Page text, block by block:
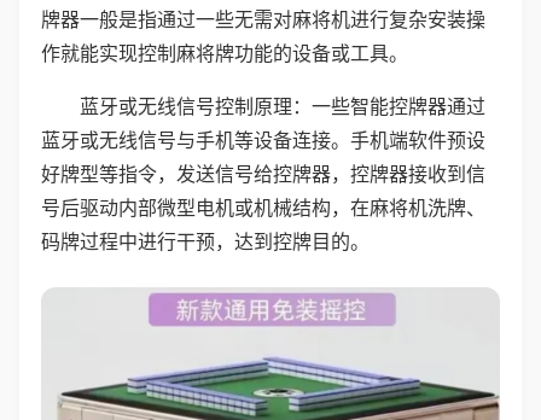
牌器一般是指通过一些无需对麻将机进行复杂安装操
作就能实现控制麻将牌功能的设备或工具。
蓝牙或无线信号控制原理：一些智能控牌器通过
蓝牙或无线信号与手机等设备连接。手机端软件预设
好牌型等指令，发送信号给控牌器，控牌器接收到信
号后驱动内部微型电机或机械结构，在麻将机洗牌、
码牌过程中进行干预，达到控牌目的。